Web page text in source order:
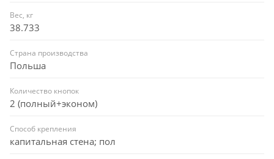
Вес, кг
38.733
Страна производства
Польша
Количество кнопок
2 (полный+эконом)
Способ крепления
капитальная стена; пол